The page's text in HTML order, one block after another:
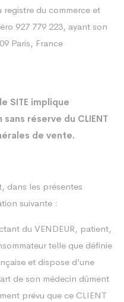
registre du commerce et
927 779 223, ayant son
Paris, France
SITE implique
réserve du CLIENT
de vente.
dans les présentes
suivante :
du VENDEUR, patient,
telle que définie
et dispose d’une
de son médecin dûment
prévu que ce CLIENT